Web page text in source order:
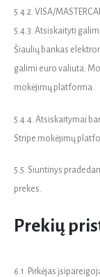
5.4.2. VISA/
5.4.3. Atsiskaityti
Šiaulių bankas
galimi euro valiuta.
mokėjimų platforma.
5.4.4. Atsiskaitymai
Stripe mokėjimų
5.5. Siuntinys
prekes.
Prekių
6.1. Pirkėjas